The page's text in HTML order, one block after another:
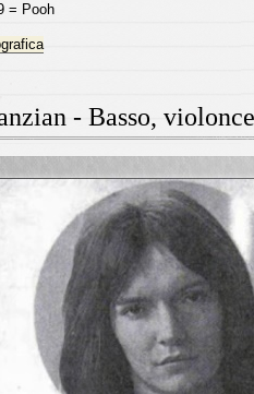
= Pooh
- Basso,